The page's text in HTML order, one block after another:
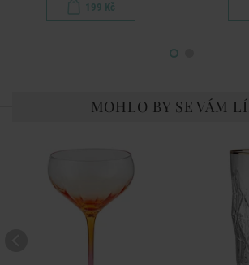
199 Kč
MOHLO BY SE VÁM